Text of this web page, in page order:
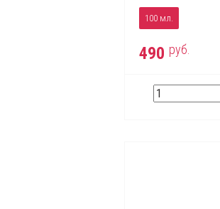
100 мл.
490 руб.